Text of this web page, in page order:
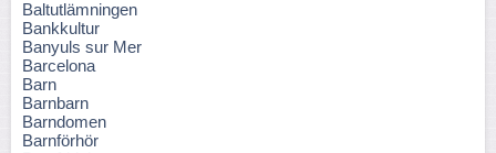
Baltutlämningen
Bankkultur
Banyuls sur Mer
Barcelona
Barn
Barnbarn
Barndomen
Barnförhör